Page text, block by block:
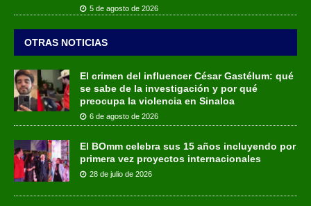
5 de agosto de 2026
OTRAS NOTICIAS
El crimen del influencer César Gastélum: qué
se sabe de la investigación y por qué
preocupa la violencia en Sinaloa
6 de agosto de 2026
El BOmm celebra sus 15 años incluyendo por
primera vez proyectos internacionales
28 de julio de 2026